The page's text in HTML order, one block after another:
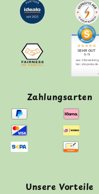
SEHR GUT
5 / 5
aus 1 Bewertung
bei: shopvote.de
Zahlungsarten
Unsere Vorteile